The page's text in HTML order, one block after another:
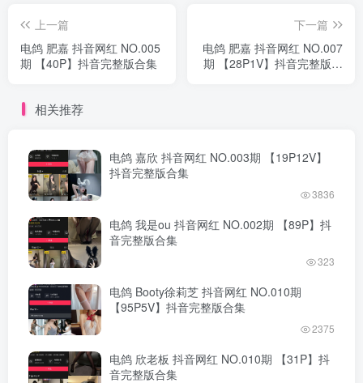
上一篇
电鸽 肥嘉 抖音网红 NO.005
期 【40P】抖音完整版合集
下一篇
电鸽 肥嘉 抖音网红 NO.007
期 【28P1V】抖音完整版合
相关推荐
电鸽 嘉欣 抖音网红 NO.003期 【19P12V】
抖音完整版合集
3836
电鸽 我是ou 抖音网红 NO.002期 【89P】抖
音完整版合集
323
电鸽 Booty徐莉芝 抖音网红 NO.010期
【95P5V】抖音完整版合集
2375
电鸽 欣老板 抖音网红 NO.010期 【31P】抖
音完整版合集